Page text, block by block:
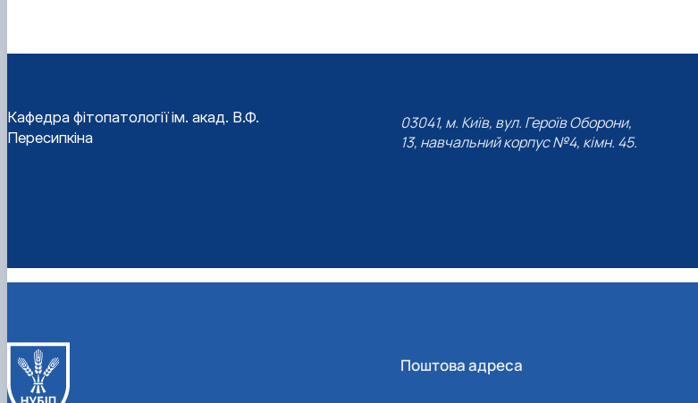
Кафедра фітопатології ім. акад. В.Ф.
Пересипкіна
03041, м. Київ, вул. Героїв Оборони,
13, навчальний корпус №4, кімн. 45.
Поштова адреса